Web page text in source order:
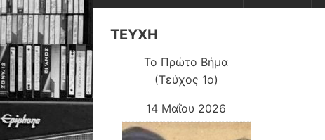
ΤΕΥΧΗ
Το Πρώτο Βήμα
(Τεύχος 1ο)
14 Μαΐου 2026